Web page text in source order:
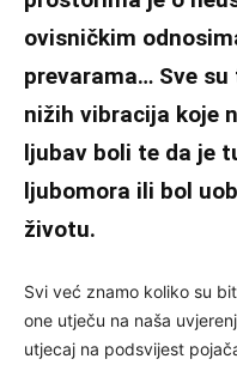
ovisničkim
prevarama… Sve
nižih vibracija koje
ljubav boli te da je
ljubomora ili bol
životu.
Svi već znamo koliko su
one utječu na naša
utjecaj na podsvijest